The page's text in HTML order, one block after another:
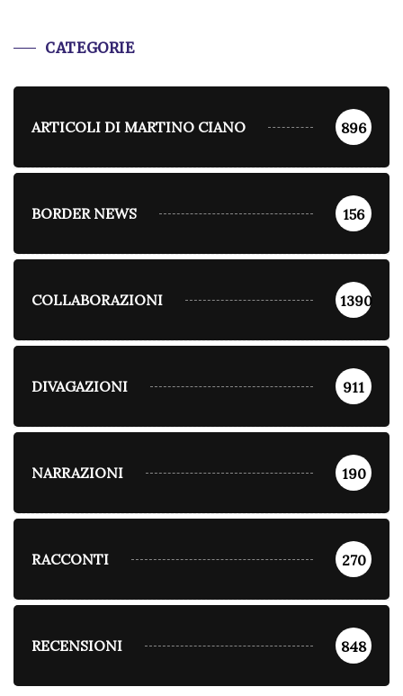
CATEGORIE
ARTICOLI DI MARTINO CIANO 896
BORDER NEWS 156
COLLABORAZIONI 1390
DIVAGAZIONI 911
NARRAZIONI 190
RACCONTI 270
RECENSIONI 848